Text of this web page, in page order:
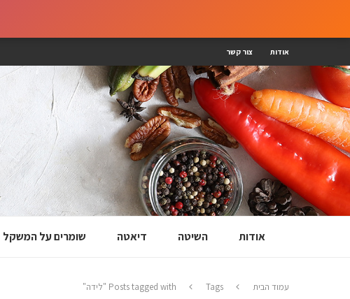
אודות צור קשר
אודות השיטה דיאטה שומרים על המשקל
עמוד הבית Tags Posts tagged with "לידה"